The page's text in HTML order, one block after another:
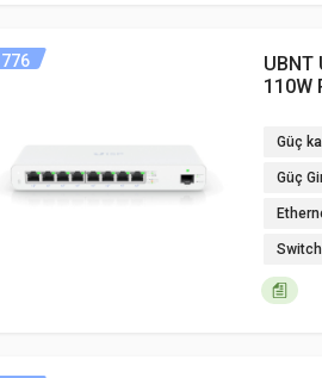
UBNT
110W
Güç
Güç